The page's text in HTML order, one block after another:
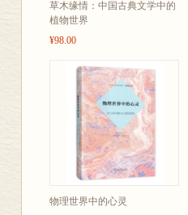
草木缘情：中国古典文学中的
植物世界
¥98.00
物理世界中的心灵